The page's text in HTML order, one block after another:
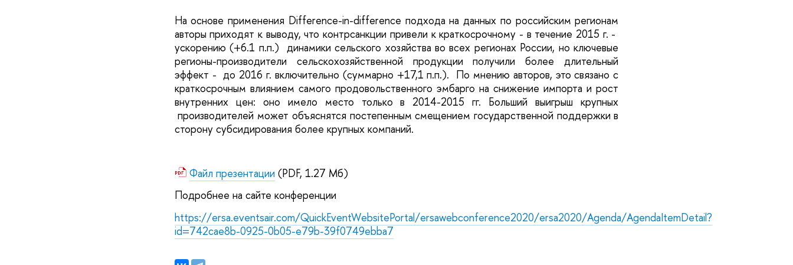
На основе применения Difference-in-difference подхода на данных по российским регионам
авторы приходят к выводу, что контрсанкции привели к краткосрочному - в течение 2015 г. -
ускорению (+6.1 п.п.) динамики сельского хозяйства во всех регионах России, но ключевые
регионы-производители сельскохозяйственной продукции получили более длительный
эффект - до 2016 г. включительно (суммарно +17,1 п.п.). По мнению авторов, это связано с
краткосрочным влиянием самого продовольственного эмбарго на снижение импорта и рост
внутренних цен: оно имело место только в 2014-2015 гг. Больший выигрыш крупных
производителей может объяснятся постепенным смещением государственной поддержки в
сторону субсидирования более крупных компаний.
Файл презентации (PDF, 1.27 Мб)
Подробнее на сайте конференции
https://ersa.eventsair.com/QuickEventWebsitePortal/ersawebconference2020/ersa2020/Agenda/AgendaItemDetail?
id=742cae8b-0925-0b05-e79b-39f0749ebba7